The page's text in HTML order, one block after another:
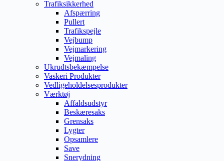
Trafiksikkerhed
Afspærring
Pullert
Trafikspejle
Vejbump
Vejmarkering
Vejmaling
Ukrudtsbekæmpelse
Vaskeri Produkter
Vedligeholdelsesprodukter
Værktøj
Affaldsudstyr
Beskæresaks
Grensaks
Lygter
Opsamlere
Save
Snerydning